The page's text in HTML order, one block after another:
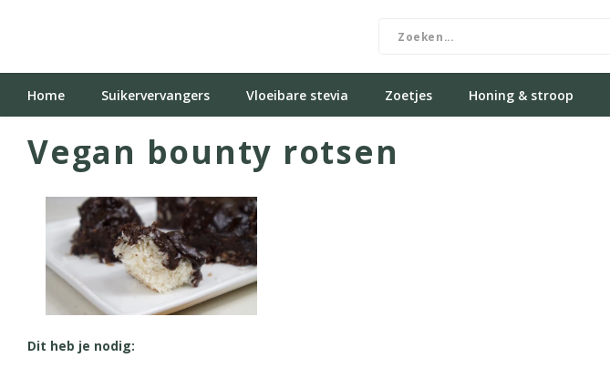
Home Suikervervangers Vloeibare stevia Zoetjes Honing & stroop
Vegan bounty rotsen
Dit heb je nodig: